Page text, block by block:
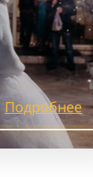
Подробнее